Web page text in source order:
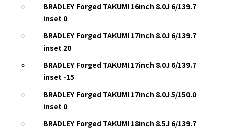
BRADLEY Forged TAKUMI 16inch 8.0J 6/139.7
inset 0
BRADLEY Forged TAKUMI 17inch 8.0J 6/139.7
inset 20
BRADLEY Forged TAKUMI 17inch 8.0J 6/139.7
inset -15
BRADLEY Forged TAKUMI 17inch 8.0J 5/150.0
inset 0
BRADLEY Forged TAKUMI 18inch 8.5J 6/139.7